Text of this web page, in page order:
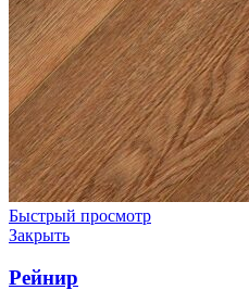
Быстрый просмотр
Закрыть
Рейнир